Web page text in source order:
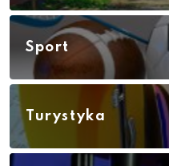
Sport
Turystyka